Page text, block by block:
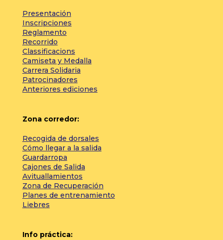
Presentación
Inscripciones
Reglamento
Recorrido
Classificacions
Camiseta y Medalla
Carrera Solidaria
Patrocinadores
Anteriores ediciones
Zona corredor:
Recogida de dorsales
Cómo llegar a la salida
Guardarropa
Cajones de Salida
Avituallamientos
Zona de Recuperación
Planes de entrenamiento
Liebres
Info práctica: